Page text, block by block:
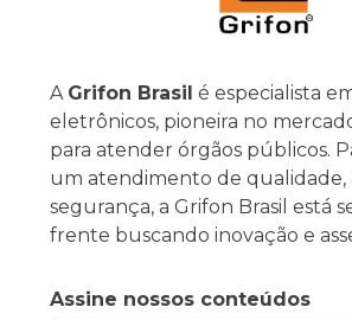
A Grifon Brasil é especialista
eletrônicos, pioneira no
para atender órgãos públicos.
um atendimento de qualidade,
segurança, a Grifon Brasil está
frente buscando inovação e
Assine nossos conteúdos